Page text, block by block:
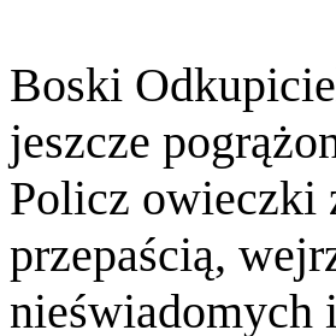
Boski
jeszcze
Policz owieczki
przepaścią,
nieświadomych